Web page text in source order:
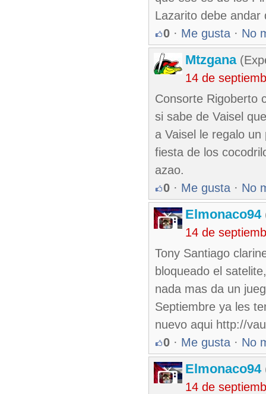
Lazarito debe andar
0 · Me gusta · No
Mtzgana
14 de
Consorte Rigoberto
si sabe de Vaisel
a Vaisel le regalo
fiesta de los
azao.
0 · Me gusta · No
Elmonaco94
14 de
Tony Santiago
bloqueado el
nada mas da un
Septiembre ya les
nuevo aqui http://
0 · Me gusta · No
Elmonaco94
14 de